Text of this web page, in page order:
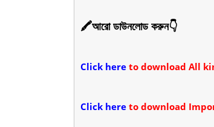
🖍আরো ডাউনলোড করুন👇
Click here to download All kind
Click here to download